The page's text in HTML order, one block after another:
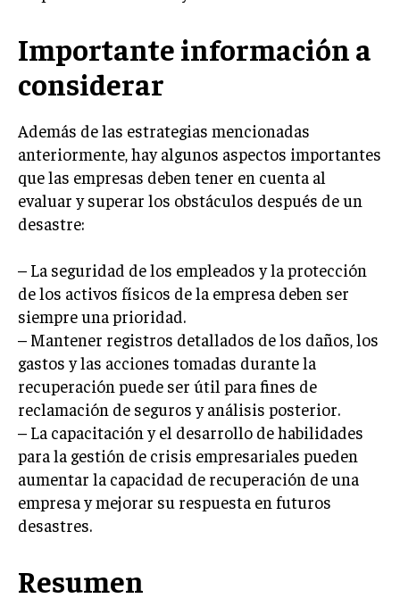
BLOG
Acerca de Últimas entradas
Silvia Delgado
compramos y vendemos. En mi tiempo libre,
disfruto del senderismo, apreciando la belleza natural y la
tranquilidad que ofrece cada sendero.
Aparece en periódicos digitales y domina los buscadores,
Infórmate aquí.
Importante información a
considerar
Además de las estrategias mencionadas
anteriormente, hay algunos aspectos importantes
que las empresas deben tener en cuenta al
evaluar y superar los obstáculos después de un
desastre:
– La seguridad de los empleados y la protección
de los activos físicos de la empresa deben ser
siempre una prioridad.
– Mantener registros detallados de los daños, los
gastos y las acciones tomadas durante la
recuperación puede ser útil para fines de
reclamación de seguros y análisis posterior.
– La capacitación y el desarrollo de habilidades
para la gestión de crisis empresariales pueden
aumentar la capacidad de recuperación de una
empresa y mejorar su respuesta en futuros
desastres.
Resumen